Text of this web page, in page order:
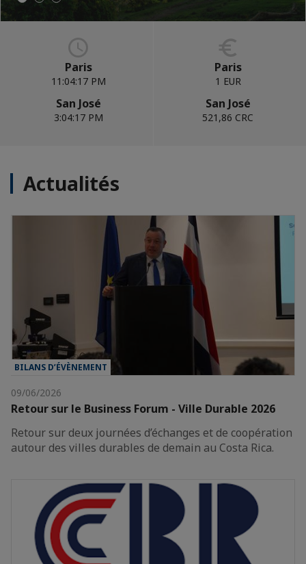
Paris
11:04:18 PM
San José
3:04:18 PM
Paris
1 EUR
San José
521,86 CRC
Actualités
BILANS D’ÉVÈNEMENT
09/06/2026
Retour sur le Business Forum - Ville Durable 2026
Retour sur deux journées d’échanges et de coopération
autour des villes durables de demain au Costa Rica.